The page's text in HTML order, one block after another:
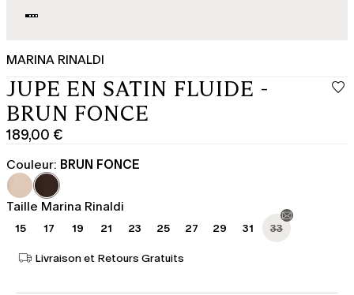
MARINA RINALDI
JUPE EN SATIN FLUIDE -
BRUN FONCE
189,00 €
Prix
actuel
189,00
€
Couleur: BRUN FONCE
Taille Marina Rinaldi
15 17 19 21 23 25 27 29 31 33
Livraison et Retours Gratuits